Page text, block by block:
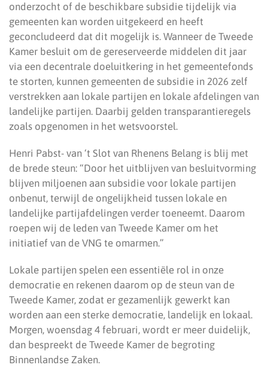
onderzocht of de beschikbare subsidie tijdelijk via
gemeenten kan worden uitgekeerd en heeft
geconcludeerd dat dit mogelijk is. Wanneer de Tweede
Kamer besluit om de gereserveerde middelen dit jaar
via een decentrale doeluitkering in het gemeentefonds
te storten, kunnen gemeenten de subsidie in 2026 zelf
verstrekken aan lokale partijen en lokale afdelingen van
landelijke partijen. Daarbij gelden transparantieregels
zoals opgenomen in het wetsvoorstel.
Henri Pabst- van ‘t Slot van Rhenens Belang is blij met
de brede steun: “Door het uitblijven van besluitvorming
blijven miljoenen aan subsidie voor lokale partijen
onbenut, terwijl de ongelijkheid tussen lokale en
landelijke partijafdelingen verder toeneemt. Daarom
roepen wij de leden van Tweede Kamer om het
initiatief van de VNG te omarmen.”
Lokale partijen spelen een essentiële rol in onze
democratie en rekenen daarom op de steun van de
Tweede Kamer, zodat er gezamenlijk gewerkt kan
worden aan een sterke democratie, landelijk en lokaal.
Morgen, woensdag 4 februari, wordt er meer duidelijk,
dan bespreekt de Tweede Kamer de begroting
Binnenlandse Zaken.